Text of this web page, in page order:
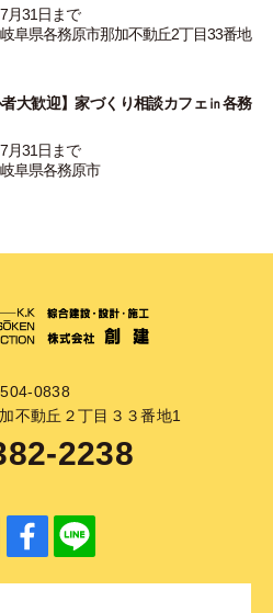
月31日まで
阜県各務原市那加不動丘2丁目33番地
者大歓迎】家づくり相談カフェ㏌各務
月31日まで
阜県各務原市
0838
不動丘２丁目３３番地1
2238